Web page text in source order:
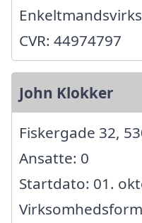
CVR: 44974797
John Klokker
Fiskergade 32,
Ansatte: 0
Startdato: 01.